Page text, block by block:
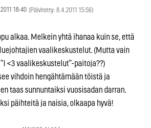
18:40 (Päivitetty: 8.4.2011 15:56)
alkaa. Melkein yhtä ihanaa kuin se, että
vaalikeskustelut. (Mutta vain
<3 vaalikeskustelut”-paitoja??)
vihdoin hengähtämään töistä ja
taas sunnuntaiksi vuosisadan darran.
päihteitä ja naisia, olkaapa hyvä!